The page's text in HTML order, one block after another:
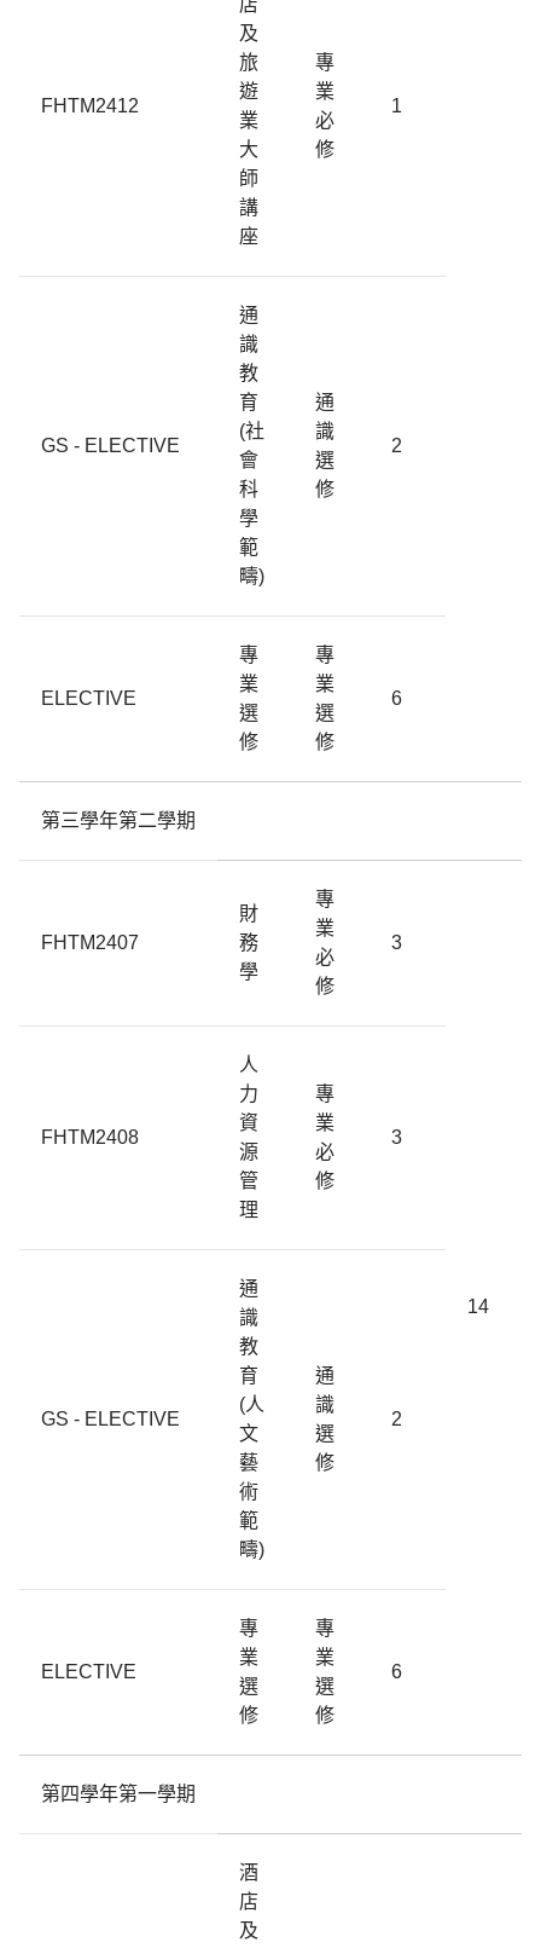
FHTM2412
店
及
旅
遊
業
大
師
講
座
專
業
必
修
1
GS - ELECTIVE
通
識
教
育
(社
會
科
學
範
疇)
通
識
選
修
2
ELECTIVE
專
業
選
修
專
業
選
修
6
第三學年第二學期
FHTM2407
財
務
學
專
業
必
修
3
14
FHTM2408
人
力
資
源
管
理
專
業
必
修
3
GS - ELECTIVE
通
識
教
育
(人
文
藝
術
範
疇)
通
識
選
修
2
ELECTIVE
專
業
選
修
專
業
選
修
6
第四學年第一學期
酒
店
及